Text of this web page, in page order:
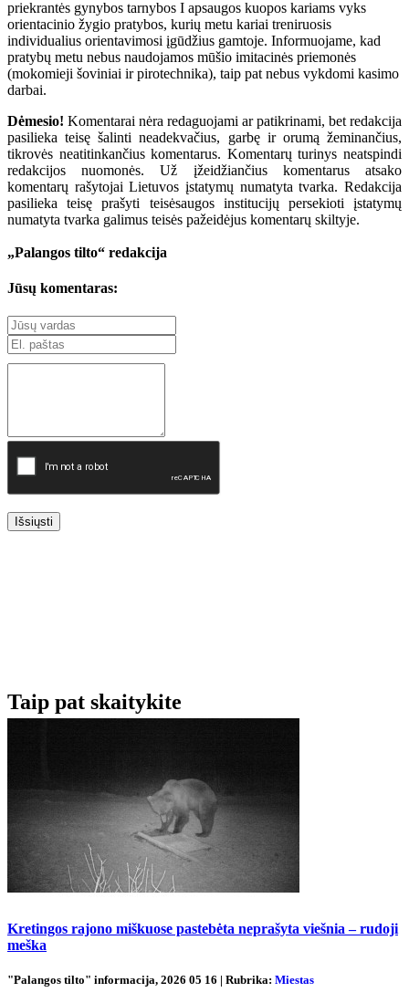
priekrantės gynybos tarnybos I apsaugos kuopos kariams vyks
orientacinio žygio pratybos, kurių metu kariai treniruosis
individualius orientavimosi įgūdžius gamtoje. Informuojame, kad
pratybų metu nebus naudojamos mūšio imitacinės priemonės
(mokomieji šoviniai ir pirotechnika), taip pat nebus vykdomi kasimo
darbai.
Dėmesio! Komentarai nėra redaguojami ar patikrinami, bet redakcija
pasilieka teisę šalinti neadekvačius, garbę ir orumą žeminančius,
tikrovės neatitinkančius komentarus. Komentarų turinys neatspindi
redakcijos nuomonės. Už įžeidžiančius komentarus atsako
komentarų rašytojai Lietuvos įstatymų numatyta tvarka. Redakcija
pasilieka teisę prašyti teisėsaugos institucijų persekioti įstatymų
numatyta tvarka galimus teisės pažeidėjus komentarų skiltyje.
„Palangos tilto“ redakcija
Jūsų komentaras:
Išsiųsti
Taip pat skaitykite
Kretingos rajono miškuose pastebėta neprašyta viešnia – rudoji
meška
"Palangos tilto" informacija, 2026 05 16 | Rubrika: Miestas